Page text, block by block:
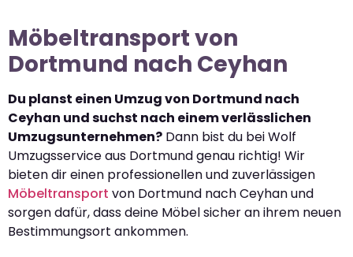
Möbeltransport von
Dortmund nach Ceyhan
Du planst einen Umzug von Dortmund nach
Ceyhan und suchst nach einem verlässlichen
Umzugsunternehmen? Dann bist du bei Wolf
Umzugsservice aus Dortmund genau richtig! Wir
bieten dir einen professionellen und zuverlässigen
Möbeltransport von Dortmund nach Ceyhan und
sorgen dafür, dass deine Möbel sicher an ihrem neuen
Bestimmungsort ankommen.